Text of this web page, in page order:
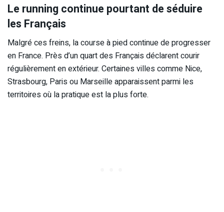
Le running continue pourtant de séduire
les Français
Malgré ces freins, la course à pied continue de progresser
en France. Près d’un quart des Français déclarent courir
régulièrement en extérieur. Certaines villes comme Nice,
Strasbourg, Paris ou Marseille apparaissent parmi les
territoires où la pratique est la plus forte.